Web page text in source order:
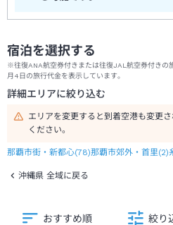
宿泊を選択する
※往復ANA航空券付きまたは往復JAL航空券付き
月4日の旅行代金を表示しています。
詳細エリアに絞り込む
エリアを変更すると到着空港も変更
ください。
那覇市街・新都心(78)那覇市郊外・首里(2)
沖縄県 全域に戻る
おすすめ順 絞り